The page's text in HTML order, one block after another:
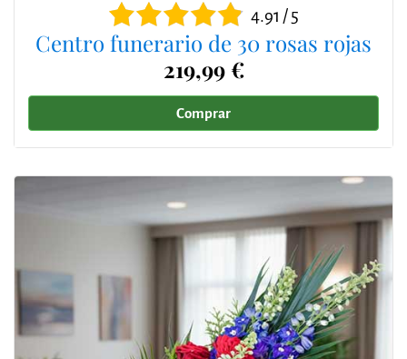
4.91 / 5
Centro funerario de 30 rosas rojas
219,99 €
Comprar